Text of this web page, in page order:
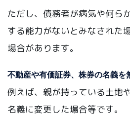
ただし、債務者が病気や何ら
する能力がないとみなされた
場合があります。
不動産や有価証券、株券の名義を
例えば、親が持っている土地
名義に変更した場合等です。